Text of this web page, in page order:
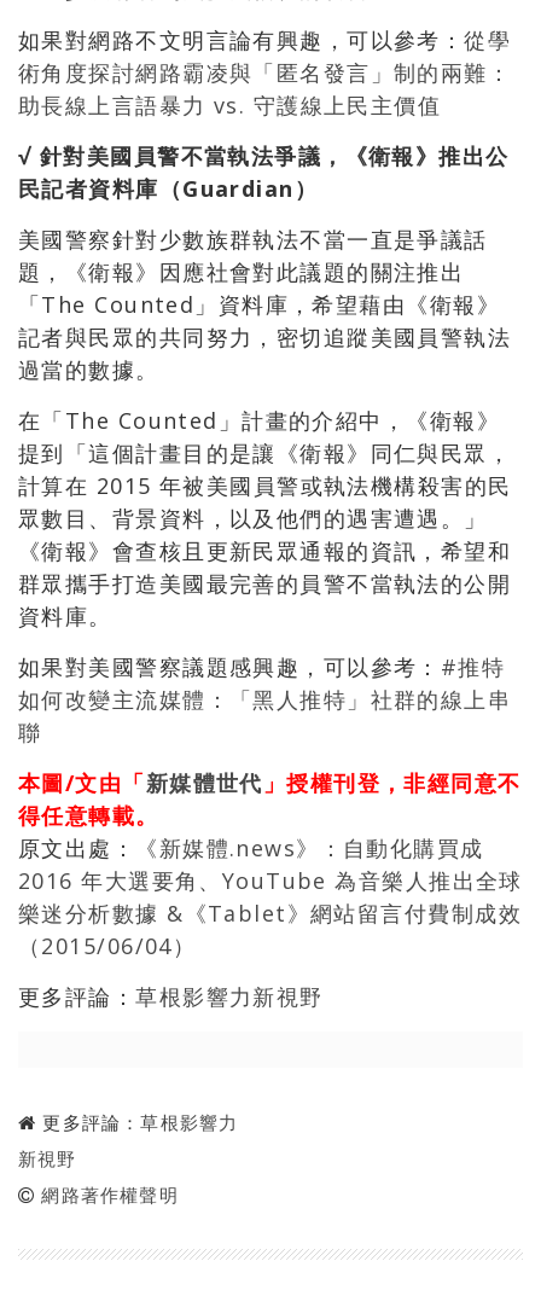
如果對網路不文明言論有興趣，可以參考：從學
術角度探討網路霸凌與「匿名發言」制的兩難：
助長線上言語暴力 vs. 守護線上民主價值
√ 針對美國員警不當執法爭議，《衛報》推出公
民記者資料庫（Guardian）
美國警察針對少數族群執法不當一直是爭議話
題，《衛報》因應社會對此議題的關注推出
「The Counted」資料庫，希望藉由《衛報》
記者與民眾的共同努力，密切追蹤美國員警執法
過當的數據。
在「The Counted」計畫的介紹中，《衛報》
提到「這個計畫目的是讓《衛報》同仁與民眾，
計算在 2015 年被美國員警或執法機構殺害的民
眾數目、背景資料，以及他們的遇害遭遇。」
《衛報》會查核且更新民眾通報的資訊，希望和
群眾攜手打造美國最完善的員警不當執法的公開
資料庫。
如果對美國警察議題感興趣，可以參考： #推特
如何改變主流媒體：「黑人推特」社群的線上串
聯
本圖/文由「新媒體世代 」授權刊登，非經同意不
得任意轉載。
原文出處：
《新媒體.news》：自動化購買成
2016 年大選要角、YouTube 為音樂人推出全球
樂迷分析數據 &《Tablet》網站留言付費制成效
（2015/06/04）
更多評論：草根影響力新視野
更多評論：草根影響力
新視野
網路著作權聲明